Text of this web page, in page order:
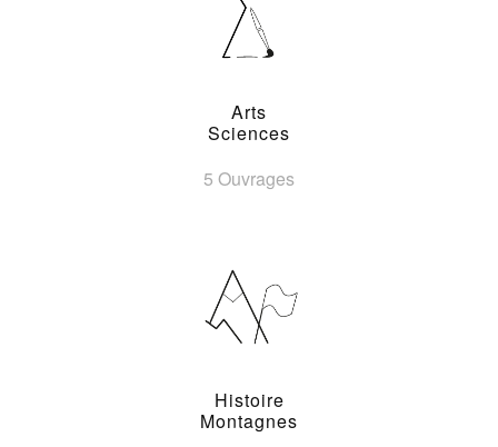
Arts
Sciences
5 Ouvrages
Histoire
Montagnes